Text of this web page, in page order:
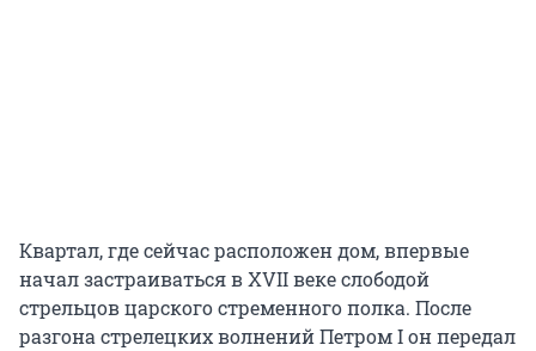
Квартал, где сейчас расположен дом, впервые
начал застраиваться в XVII веке слободой
стрельцов царского стременного полка. После
разгона стрелецких волнений Петром I он передал